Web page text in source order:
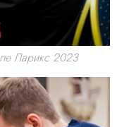
Ларикс 2023